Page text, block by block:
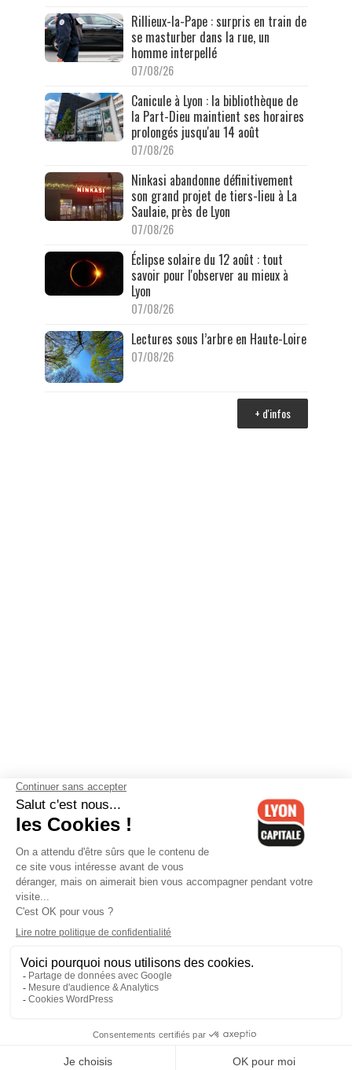
Rillieux-la-Pape : surpris en train de
se masturber dans la rue, un
homme interpellé
07/08/26
Canicule à Lyon : la bibliothèque de
la Part-Dieu maintient ses horaires
prolongés jusqu'au 14 août
07/08/26
Ninkasi abandonne définitivement
son grand projet de tiers-lieu à La
Saulaie, près de Lyon
07/08/26
Éclipse solaire du 12 août : tout
savoir pour l'observer au mieux à
Lyon
07/08/26
Lectures sous l’arbre en Haute-Loire
07/08/26
+ d'infos
Contactez-nous-Mentions légales-CGV-Politique de
confidentialité-Gestion des cookies
Cedex 06